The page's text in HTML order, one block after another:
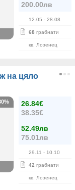
200.00лв
12.05 - 28.08
68 грабнати
кв. Лозенец
на цяло
26.84€
38.35€
52.49лв
75.01лв
29.11 - 10.10
42 грабнати
кв. Лозенец